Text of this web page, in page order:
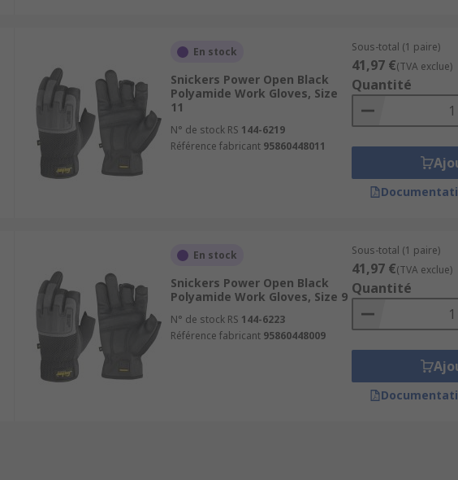
En stock
Snickers Power Open Black
Polyamide Work Gloves, Size
11
N° de stock RS 144-6219
Référence fabricant 95860448011
Sous-total (1 paire)
41,97 €(TVA exclue)
Quantité
En stock
Snickers Power Open Black
Polyamide Work Gloves, Size 9
N° de stock RS 144-6223
Référence fabricant 95860448009
Sous-total (1 paire)
41,97 €(TVA exclue)
Quantité